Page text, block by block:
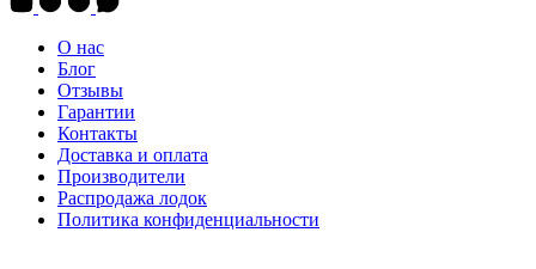
О нас
Блог
Отзывы
Гарантии
Контакты
Доставка и оплата
Производители
Распродажа лодок
Политика конфиденциальности